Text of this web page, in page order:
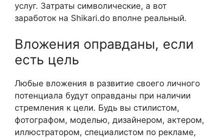
услуг. Затраты символические, а вот
заработок на Shikari.do вполне реальный.
Вложения оправданы, если
есть цель
Любые вложения в развитие своего личного
потенциала будут оправданы при наличии
стремления к цели. Будь вы стилистом,
фотографом, моделью, дизайнером, актером,
иллюстратором, специалистом по рекламе,